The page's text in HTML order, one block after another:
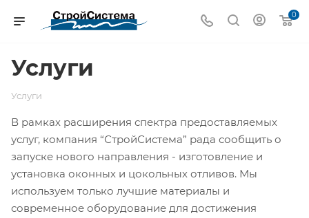
0
Услуги
Услуги
В рамках расширения спектра предоставляемых
услуг, компания “СтройСистема” рада сообщить о
запуске нового направления - изготовление и
установка оконных и цокольных отливов. Мы
используем только лучшие материалы и
современное оборудование для достижения